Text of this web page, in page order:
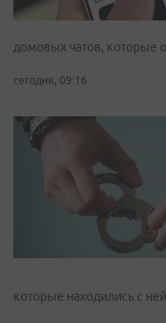
домовых чатов, которые
сегодня, 09:16
которые находились с